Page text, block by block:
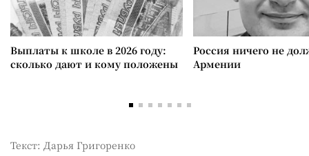
Выплаты к школе в 2026 году:
сколько дают и кому положены
Россия ничего не
Армении
Текст: Дарья Григоренко